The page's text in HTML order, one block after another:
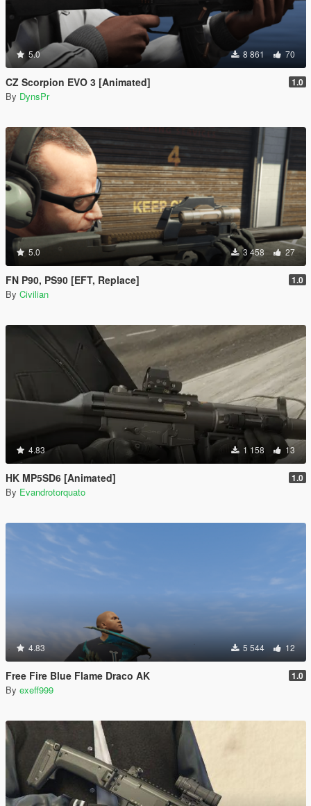
5.0 8 861 70
CZ Scorpion EVO 3 [Animated] 1.0
By DynsPr
5.0 3 458 27
FN P90, PS90 [EFT, Replace] 1.0
By Civilian
4.83 1 158 13
HK MP5SD6 [Animated] 1.0
By Evandrotorquato
4.83 5 544 12
Free Fire Blue Flame Draco AK 1.0
By exeff999